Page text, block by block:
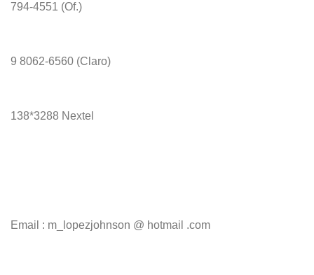
794-4551 (Of.)
9 8062-6560 (Claro)
138*3288 Nextel
Email : m_lopezjohnson @ hotmail .com